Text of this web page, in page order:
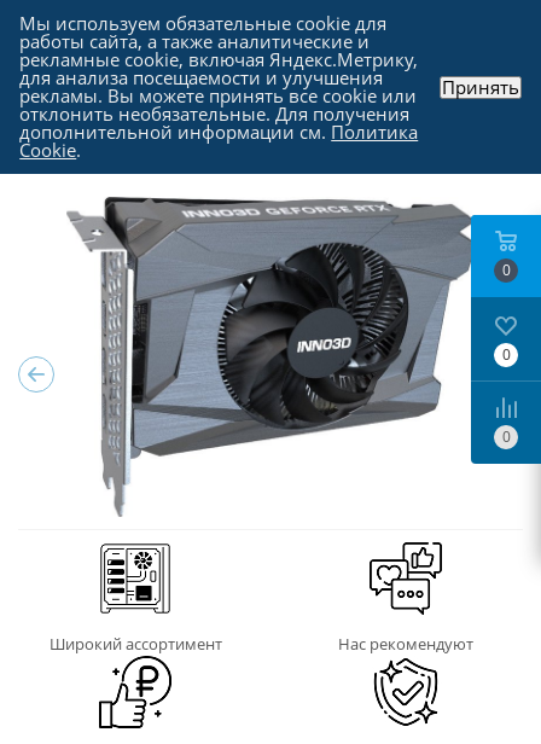
Каталог - Комплектующие для компьютера
Видеокарты
Широкий ассортимент Нас рекомендуют
0
0
0
Мы используем обязательные cookie для
работы сайта, а также аналитические и
рекламные cookie, включая Яндекс.Метрику,
для анализа посещаемости и улучшения
рекламы. Вы можете принять все cookie или
отклонить необязательные. Для получения
дополнительной информации см. Политика
Cookie.
Принять